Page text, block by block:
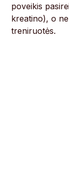
poveikis
kreatino), o
treniruotės.